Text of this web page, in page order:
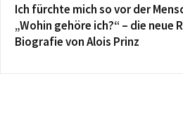
Ich fürchte mich so vor der
„Wohin gehöre ich?“ – die neue
Biografie von Alois Prinz